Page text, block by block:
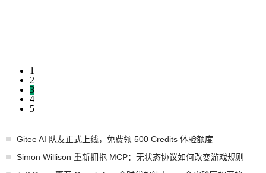
1
2
3
4
5
Gitee AI 队友正式上线，免费领 500 Credits 体验额度
Simon Willison 重新拥抱 MCP：无状态协议如何改变游戏规则